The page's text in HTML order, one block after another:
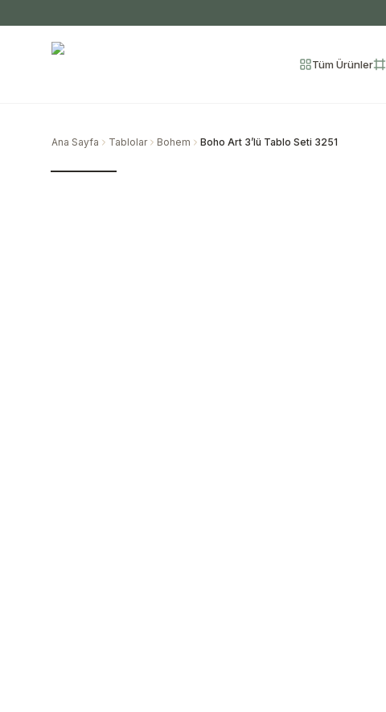
Tüm Ürünler
Ana Sayfa Tablolar Bohem Boho Art 3’lü Tablo Seti 3251